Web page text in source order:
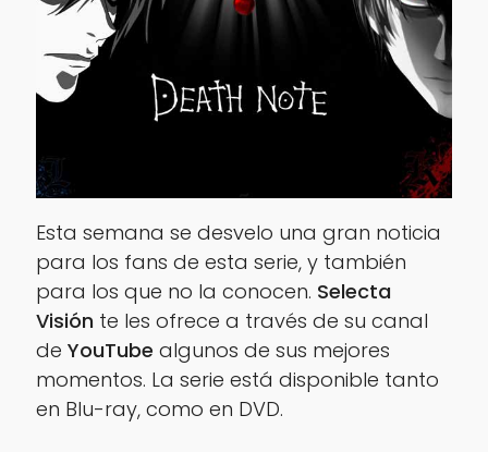
Esta semana se desvelo una gran noticia
para los fans de esta serie, y también
para los que no la conocen. Selecta
Visión te les ofrece a través de su canal
de YouTube algunos de sus mejores
momentos. La serie está disponible tanto
en Blu-ray, como en DVD.